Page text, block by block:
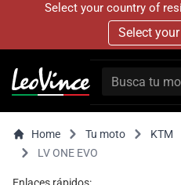
Select your country of
Select
Home Tu moto KTM
LV ONE EVO